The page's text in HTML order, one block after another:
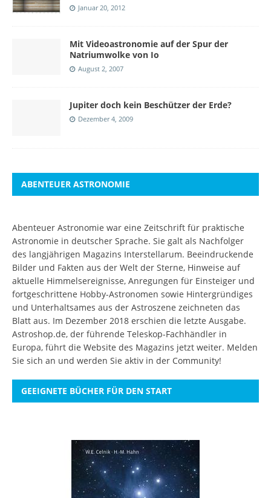
Januar 20, 2012
Mit Videoastronomie auf der Spur der
Natriumwolke von Io
August 2, 2007
Jupiter doch kein Beschützer der Erde?
Dezember 4, 2009
ABENTEUER ASTRONOMIE
Abenteuer Astronomie war eine Zeitschrift für praktische
Astronomie in deutscher Sprache. Sie galt als Nachfolger
des langjährigen Magazins Interstellarum. Beeindruckende
Bilder und Fakten aus der Welt der Sterne, Hinweise auf
aktuelle Himmelsereignisse, Anregungen für Einsteiger und
fortgeschrittene Hobby-Astronomen sowie Hintergründiges
und Unterhaltsames aus der Astroszene zeichneten das
Blatt aus. Im Dezember 2018 erschien die letzte Ausgabe.
Astroshop.de, der führende Teleskop-Fachhändler in
Europa, führt die Website des Magazins jetzt weiter. Melden
Sie sich an und werden Sie aktiv in der Community!
GEEIGNETE BÜCHER FÜR DEN START